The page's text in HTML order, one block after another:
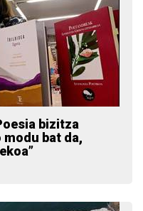
bizitza
bat da,